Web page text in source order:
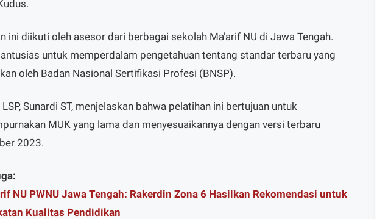
ini diikuti oleh asesor dari berbagai sekolah Ma’arif NU di Jawa Tengah.
untuk memperdalam pengetahuan tentang standar terbaru yang
oleh Badan Nasional Sertifikasi Profesi (BNSP).
Sunardi ST, menjelaskan bahwa pelatihan ini bertujuan untuk
MUK yang lama dan menyesuaikannya dengan versi terbaru
2023.
NU PWNU Jawa Tengah: Rakerdin Zona 6 Hasilkan Rekomendasi untuk
Kualitas Pendidikan